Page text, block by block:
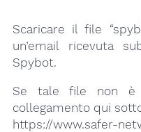
Scaricare il file
un’email ricevuta
Spybot.
Se tale file non è
collegamento qui
https://www.safer-